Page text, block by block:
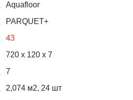
Aquafloor
PARQUET+
43
720 x 120 x 7
7
2,074 м2, 24 шт